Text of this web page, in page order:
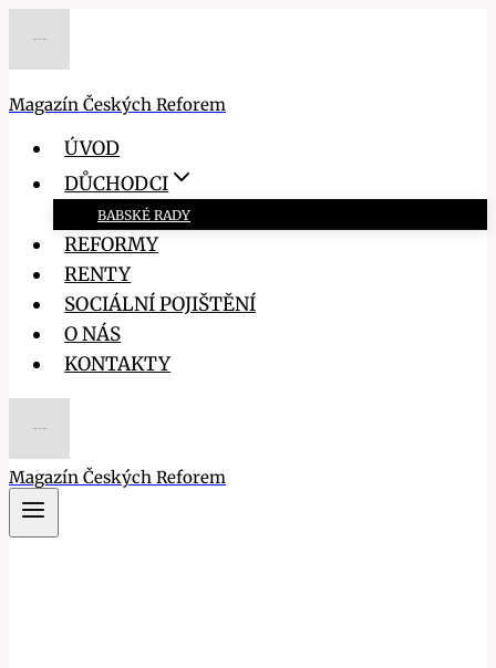
Magazín Českých Reforem
ÚVOD
DŮCHODCI
BABSKÉ RADY
REFORMY
RENTY
SOCIÁLNÍ POJIŠTĚNÍ
O NÁS
KONTAKTY
Magazín Českých Reforem